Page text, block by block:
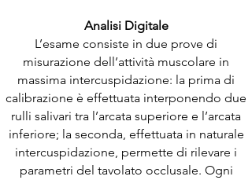
Analisi Digitale
L’esame consiste in due prove di
misurazione dell’attività muscolare in
massima intercuspidazione: la prima di
calibrazione è effettuata interponendo due
rulli salivari tra l’arcata superiore e l’arcata
inferiore; la seconda, effettuata in naturale
intercuspidazione, permette di rilevare i
parametri del tavolato occlusale. Ogni